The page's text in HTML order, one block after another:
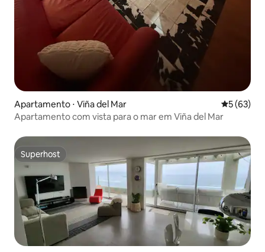
Apartamento ⋅ Viña del Mar 5 de uma
5 (63)
Apartamento com vista para o mar em Viña del Mar
Superhost
Superhost